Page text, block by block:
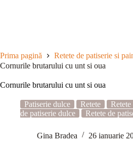
Prima pagină
Retete de patiserie si
Cornurile brutarului cu unt si oua
Cornurile brutarului cu unt si oua
Patiserie dulce Retete
de patiserie dulce
Retete de
Gina Bradea 26 ianuarie